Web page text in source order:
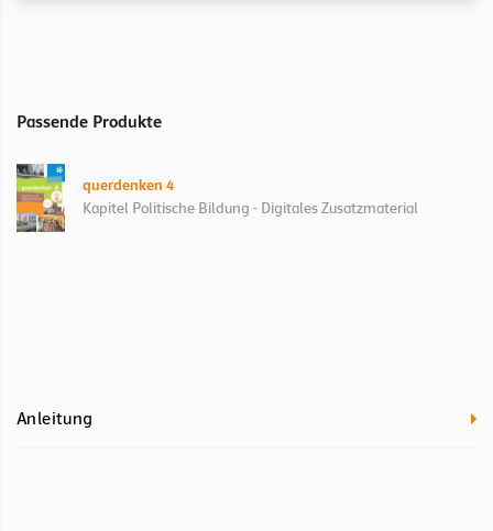
Passende Produkte
querdenken 4
Kapitel Politische Bildung - Digitales Zusatzmaterial
Anleitung